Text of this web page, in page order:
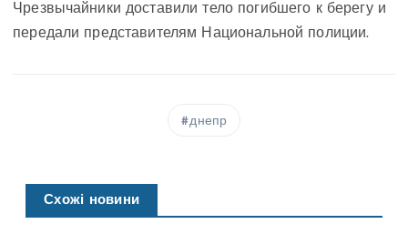
Чрезвычайники доставили тело погибшего к берегу и
передали представителям Национальной полиции.
днепр
Схожі новини